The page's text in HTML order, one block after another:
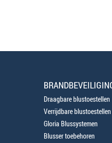
Draagbare blustoestellen
Verrijdbare blustoestellen
Gloria Blussystemen
Blusser toebehoren